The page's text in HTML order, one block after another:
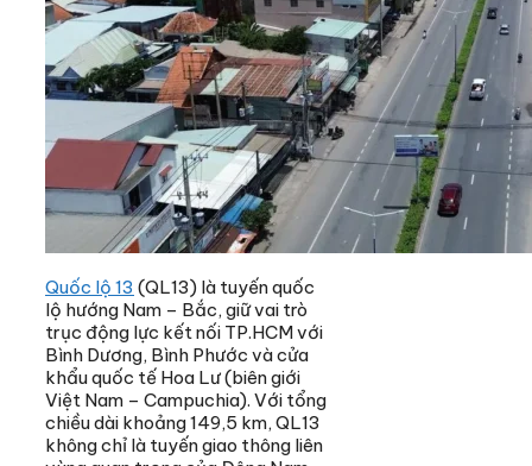
Quốc lộ 13 (QL13) là tuyến quốc
lộ hướng Nam – Bắc, giữ vai trò
trục động lực kết nối TP.HCM với
Bình Dương, Bình Phước và cửa
khẩu quốc tế Hoa Lư (biên giới
Việt Nam – Campuchia). Với tổng
chiều dài khoảng 149,5 km, QL13
không chỉ là tuyến giao thông liên